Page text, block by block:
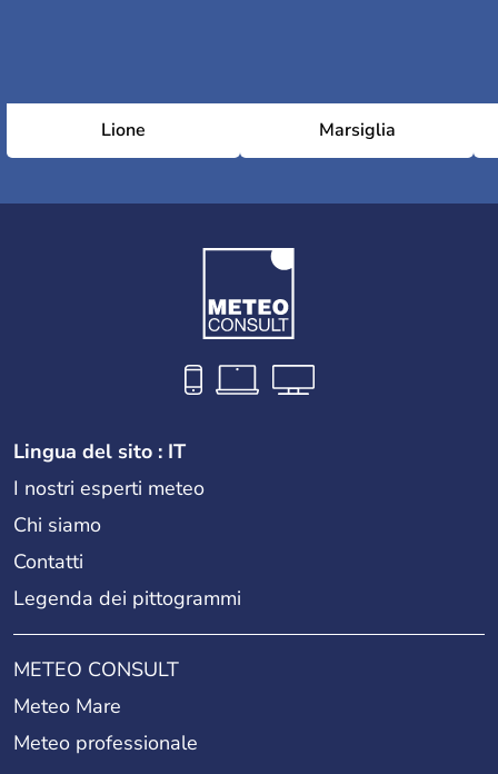
Lione Marsiglia
Lingua del sito : IT
I nostri esperti meteo
Chi siamo
Contatti
Legenda dei pittogrammi
METEO CONSULT
Meteo Mare
Meteo professionale